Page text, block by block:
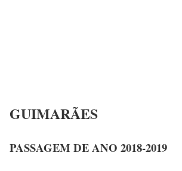
GUIMARÃES
PASSAGEM DE ANO 2018-2019